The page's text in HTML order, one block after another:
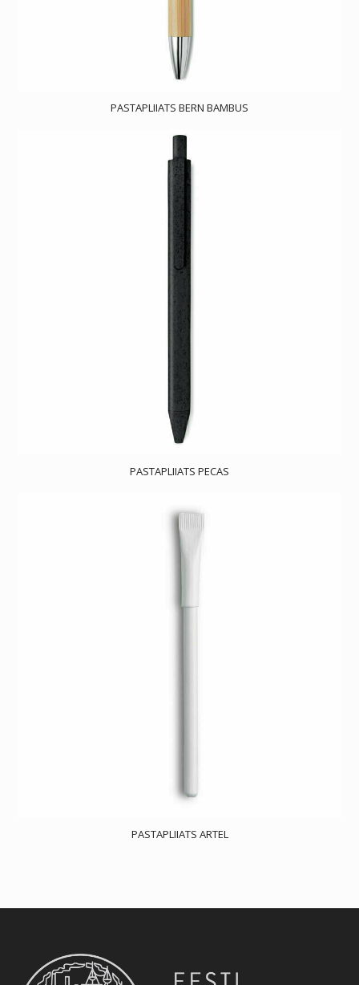
PASTAPLIIATS BERN BAMBUS
PASTAPLIIATS PECAS
PASTAPLIIATS ARTEL